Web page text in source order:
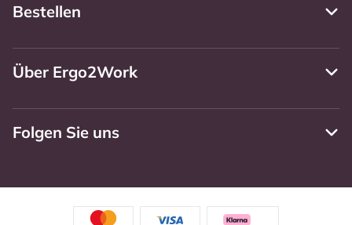
Bestellen
Über Ergo2Work
Folgen Sie uns